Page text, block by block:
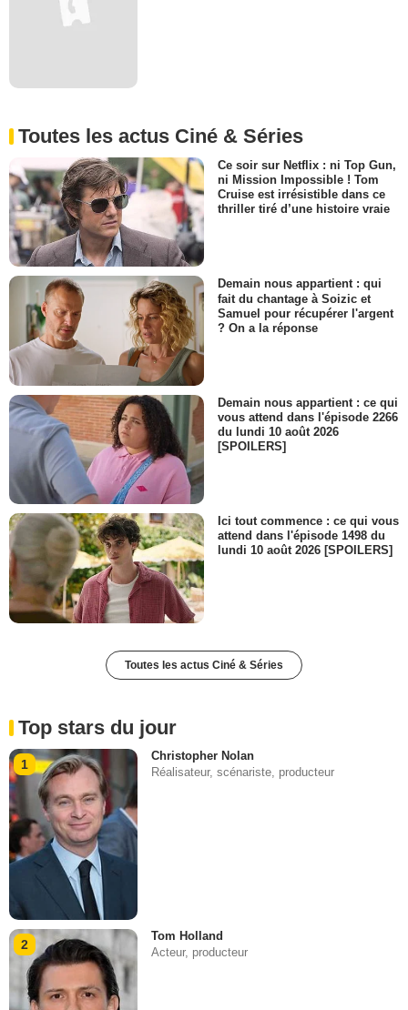
Toutes les actus Ciné & Séries
Ce soir sur Netflix : ni Top Gun,
ni Mission Impossible ! Tom
Cruise est irrésistible dans ce
thriller tiré d’une histoire vraie
Demain nous appartient : qui
fait du chantage à Soizic et
Samuel pour récupérer l'argent
? On a la réponse
Demain nous appartient : ce qui
vous attend dans l'épisode 2266
du lundi 10 août 2026
[SPOILERS]
Ici tout commence : ce qui vous
attend dans l'épisode 1498 du
lundi 10 août 2026 [SPOILERS]
Toutes les actus Ciné & Séries
Top stars du jour
1
Christopher Nolan
Réalisateur, scénariste, producteur
2
Tom Holland
Acteur, producteur